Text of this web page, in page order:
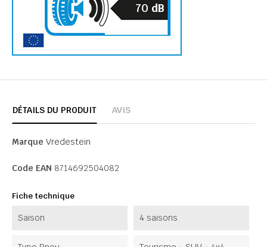
70 dB
DÉTAILS DU PRODUIT AVIS
Marque Vredestein
Code EAN 8714692504082
Fiche technique
Saison 4 saisons